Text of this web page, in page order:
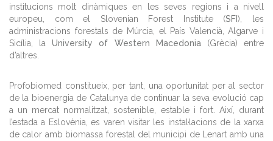
institucions molt dinàmiques en les seves regions i a nivell
europeu, com el Slovenian Forest Institute (SFI), les
administracions forestals de Múrcia, el País Valencià, Algarve i
Sicília, laUniversity of Western Macedonia(Grècia) entre
d’altres.
Profobiomed constitueix, per tant, una oportunitat per al sector
de la bioenergia de Catalunya de continuar la seva evolució cap
a un mercat normalitzat, sostenible, estable i fort. Així, durant
l’estada a Eslovènia, es varen visitar les instal·lacions de la xarxa
de calor amb biomassa forestal del municipi de Lenart amb una